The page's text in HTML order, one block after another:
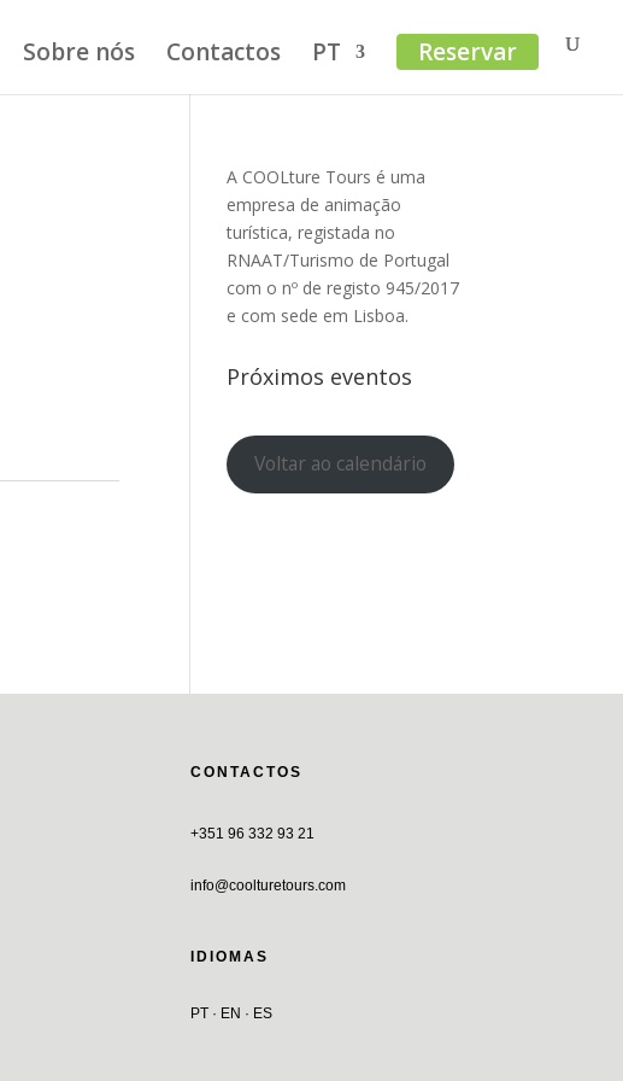
Sobre nós Contactos PT Reservar
A COOLture Tours é uma
empresa de animação
turística, registada no
RNAAT/Turismo de Portugal
com o nº de registo 945/2017
e com sede em Lisboa.
Próximos eventos
Voltar ao calendário
CONTACTOS
+351 96 332 93 21
info@coolturetours.com
IDIOMAS
PT · EN · ES